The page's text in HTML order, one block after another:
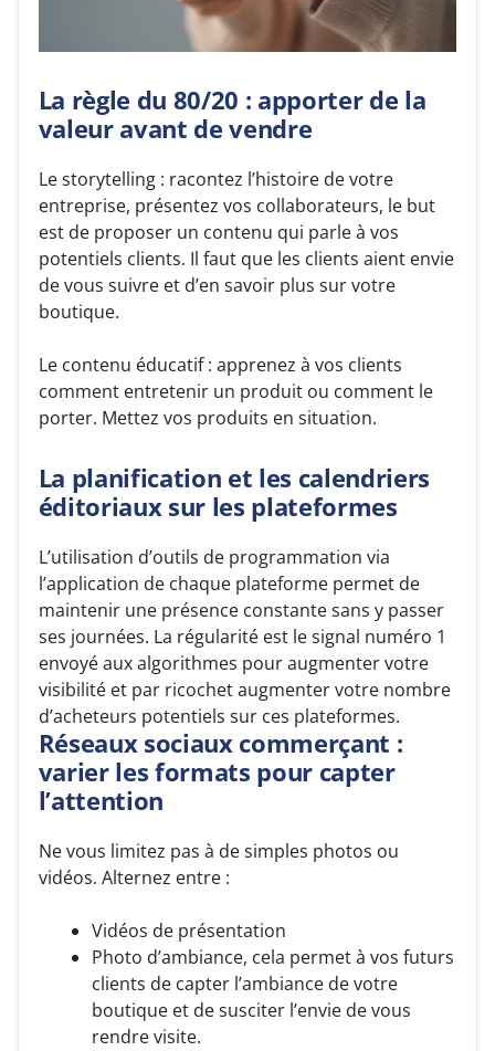
La règle du 80/20 : apporter de la
valeur avant de vendre
Le storytelling : racontez l’histoire de votre
entreprise, présentez vos collaborateurs, le but
est de proposer un contenu qui parle à vos
potentiels clients. Il faut que les clients aient envie
de vous suivre et d’en savoir plus sur votre
boutique.
Le contenu éducatif : apprenez à vos clients
comment entretenir un produit ou comment le
porter. Mettez vos produits en situation.
La planification et les calendriers
éditoriaux sur les plateformes
L’utilisation d’outils de programmation via
l’application de chaque plateforme permet de
maintenir une présence constante sans y passer
ses journées. La régularité est le signal numéro 1
envoyé aux algorithmes pour augmenter votre
visibilité et par ricochet augmenter votre nombre
d’acheteurs potentiels sur ces plateformes.
Réseaux sociaux commerçant :
varier les formats pour capter
l’attention
Ne vous limitez pas à de simples photos ou
vidéos. Alternez entre :
Vidéos de présentation
Photo d’ambiance, cela permet à vos futurs
clients de capter l’ambiance de votre
boutique et de susciter l’envie de vous
rendre visite.